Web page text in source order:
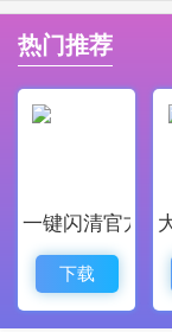
2、焦点、最
趣、单调的图片
戴尔使用大规模
1、为用户们
能在软件中获
2、用户可以立
热门推荐
一键闪清官方最
下载